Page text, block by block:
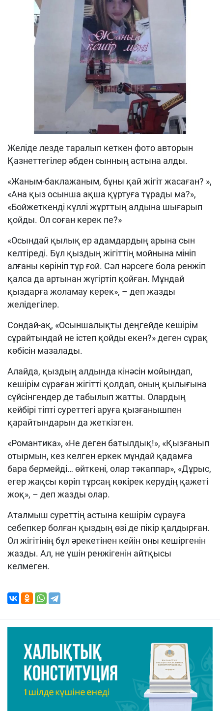
Желіде лезде таралып кеткен фото авторын
Қазнеттегілер әбден сынның астына алды.
«Жаным-баклажаным, бұны қай жігіт жасаған? »,
«Ана қыз осынша ақша құртуға тұрады ма?»,
«Бойжеткенді күллі жұрттың алдына шығарып
қойды. Ол соған керек пе?»
«Осындай қылық ер адамдардың арына сын
келтіреді. Бұл қыздың жігіттің мойнына мініп
алғаны көрініп тұр ғой. Сәл нәрсеге бола ренжіп
қалса да артынан жүгіртіп қойған. Мұндай
қыздарға жоламау керек», – деп жазды
желідегілер.
Сондай-ақ, «Осыншалықты деңгейде кешірім
сұрайтындай не істеп қойды екен?» деген сұрақ
көбісін мазалады.
Алайда, қыздың алдында кінәсін мойындап,
кешірім сұраған жігітті қолдап, оның қылығына
сүйсінгендер де табылып жатты. Олардың
кейбірі тіпті суреттегі аруға қызғанышпен
қарайтындарын да жеткізген.
«Романтика», «Не деген батылдық!», «Қызғанып
отырмын, кез келген еркек мұндай қадамға
бара бермейді… өйткені, олар тәкаппар», «Дұрыс,
егер жақсы көріп тұрсаң көкірек керудің қажеті
жоқ», – деп жазды олар.
Аталмыш суреттің астына кешірім сұрауға
себепкер болған қыздың өзі де пікір қалдырған.
Ол жігітінің бұл әрекетінен кейін оны кешіргенін
жазды. Ал, не үшін ренжігенін айтқысы
келмеген.